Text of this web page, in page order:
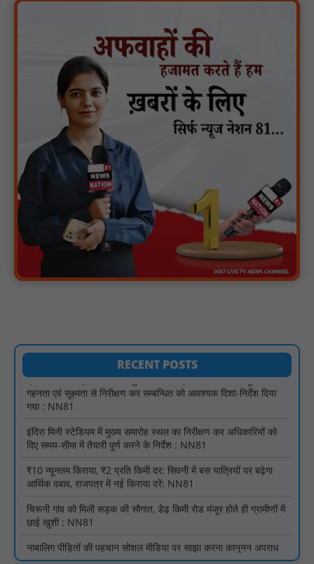
RECENT POSTS
नाबालिग पीड़ितों की पहचान सोशल मीडिया पर साझा करना कानूनन अपराध
— नरसिंहपुर पुलिस की अपील : NN81
मगरौनी पुलिस की बड़ी कार्रवाई लंबे समय से फरार एक स्थाई वारंटी सहित दो
वारंटी गिरफ्तार : NN81
स्वतंत्रता दिवस सिर पर होने के बाद भी परिसर में फैली है गंदगी और झाड़ियाँ,
फर्श पर उपेक्षित हालत में मिला तिरंगा : NN81
ग्रामीणों को आधार सेवाओं के साथ सेवा सेतु पोर्टल की 400 से अधिक
ऑनलाइन शासकीय सेवाएं मिलेंगी : NN81
लखीमपुर खीरी अपराध नियंत्रण और वांछित अभियुक्तों की गिरफ्तारी को लेकर
खीरी पुलिस का अभियान लगातार जारी : NN81
प्रस्तावित कार्यक्रम स्थल की सुरक्षा व्यवस्था एवं अन्य विभिन्न बिन्दुओं पर
गहनता एवं सूक्ष्मता से निरीक्षण कर सम्बन्धित को आवश्यक दिशा-निर्देश दिया
इंदिरा मिनी स्टेडियम में मुख्य समारोह स्थल का निरीक्षण कर अधिकारियों को
दिए समय-सीमा में तैयारी पूर्ण करने के निर्देश : NN81
₹10 न्यूनतम किराया, ₹2 प्रति किमी दर: सिवनी में बस यात्रियों पर बढ़ेगा
आर्थिक दबाव, राजपत्र में नई किराया दरें: NN81
चिरूनी गांव को मिली सड़क की सौगात, डेढ़ किमी रोड मंजूर होते ही ग्रामीणों में
छाई खुशी : NN81
नाबालिग पीड़ितों की पहचान सोशल मीडिया पर साझा करना कानूनन अपराध
— नरसिंहपुर पुलिस की अपील : NN81
मगरौनी पुलिस की बड़ी कार्रवाई लंबे समय से फरार एक स्थाई वारंटी सहित दो